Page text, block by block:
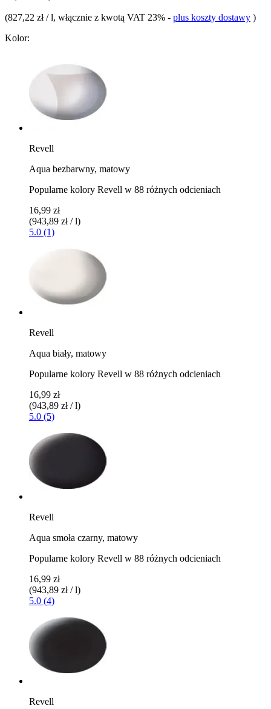
(827,22 zł / l, włącznie z kwotą VAT 23% - plus koszty dostawy )
Kolor:
Revell
Aqua bezbarwny, matowy
Popularne kolory Revell w 88 różnych odcieniach
16,99 zł
(943,89 zł / l)
5.0 (1)
Revell
Aqua biały, matowy
Popularne kolory Revell w 88 różnych odcieniach
16,99 zł
(943,89 zł / l)
5.0 (5)
Revell
Aqua smoła czarny, matowy
Popularne kolory Revell w 88 różnych odcieniach
16,99 zł
(943,89 zł / l)
5.0 (4)
Revell